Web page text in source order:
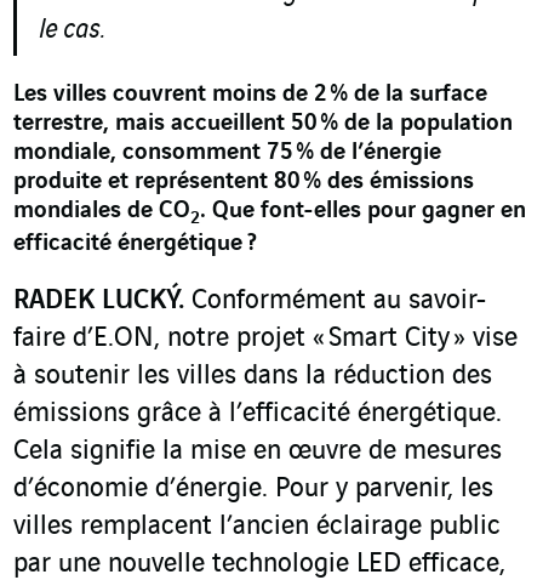
le cas.
Les villes couvrent moins de 2 % de la surface
terrestre, mais accueillent 50 % de la population
mondiale, consomment 75 % de l’énergie
produite et représentent 80 % des émissions
mondiales de CO2. Que font-elles pour gagner en
efficacité énergétique ?
RADEK LUCKÝ. Conformément au savoir-
faire d’E.ON, notre projet « Smart City » vise
à soutenir les villes dans la réduction des
émissions grâce à l’efficacité énergétique.
Cela signifie la mise en œuvre de mesures
d’économie d’énergie. Pour y parvenir, les
villes remplacent l’ancien éclairage public
par une nouvelle technologie LED efficace,